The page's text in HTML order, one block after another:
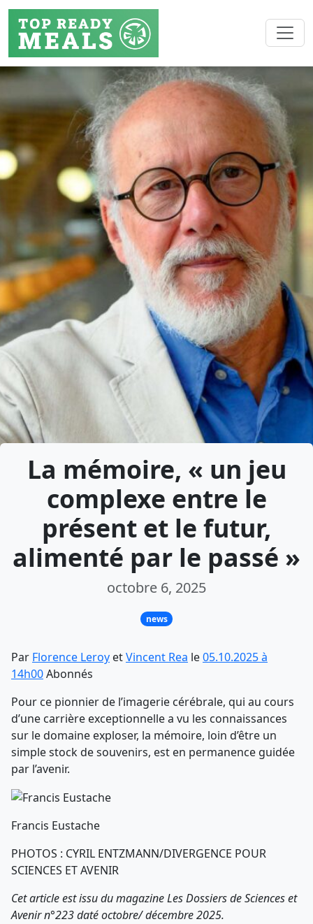
La mémoire, « un jeu
complexe entre le
présent et le futur,
alimenté par le passé »
octobre 6, 2025
news
Par Florence Leroy etVincent Rea le05.10.2025 à
14h00Abonnés
Pour ce pionnier de l’imagerie cérébrale, qui au cours
d’une carrière exceptionnelle a vu les connaissances
sur le domaine exploser, la mémoire, loin d’être un
simple stock de souvenirs, est en permanence guidée
par l’avenir.
Francis Eustache
PHOTOS : CYRIL ENTZMANN/DIVERGENCE POUR
SCIENCES ET AVENIR
Cet article est issu du magazine Les Dossiers de Sciences et
Avenir n°223 daté octobre/ décembre 2025.